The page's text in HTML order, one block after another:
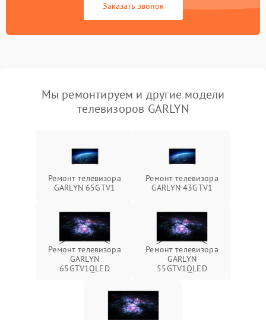
Заказать звонок
Мы ремонтируем и другие модели
телевизоров GARLYN
Ремонт телевизора
GARLYN 65GTV1
Ремонт телевизора
GARLYN 43GTV1
Ремонт телевизора
GARLYN
65GTV1QLED
Ремонт телевизора
GARLYN
55GTV1QLED